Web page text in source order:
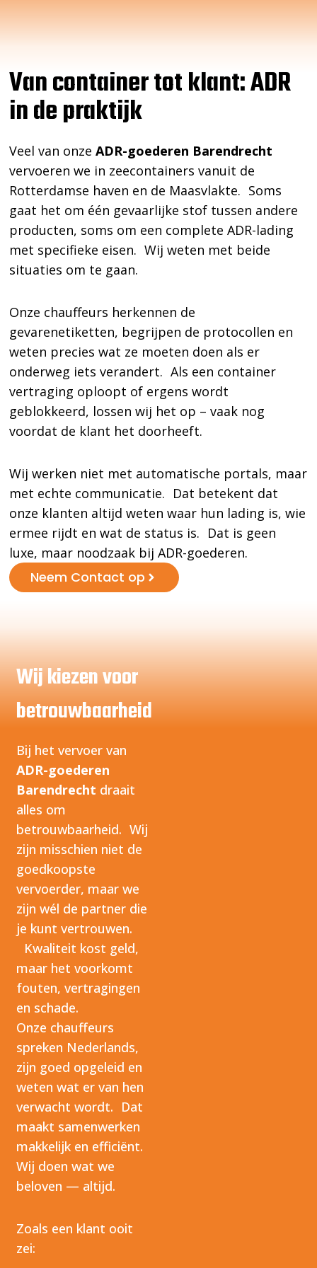
Van container tot klant: ADR
in de praktijk
Veel van onzeADR-goederen Barendrecht
vervoeren we in zeecontainers vanuit de
Rotterdamse haven en de Maasvlakte. Soms
gaat het om één gevaarlijke stof tussen andere
producten, soms om een complete ADR-lading
met specifieke eisen. Wij weten met beide
situaties om te gaan.
Onze chauffeurs herkennen de
gevarenetiketten, begrijpen de protocollen en
weten precies wat ze moeten doen als er
onderweg iets verandert. Als een container
vertraging oploopt of ergens wordt
geblokkeerd, lossen wij het op – vaak nog
voordat de klant het doorheeft.
Wij werken niet met automatische portals, maar
met echte communicatie. Dat betekent dat
onze klanten altijd weten waar hun lading is, wie
ermee rijdt en wat de status is. Dat is geen
luxe, maar noodzaak bij ADR-goederen.
Neem Contact op
Wij kiezen voor
betrouwbaarheid
Bij het vervoer van
ADR-goederen
Barendrecht draait
alles om
betrouwbaarheid. Wij
zijn misschien niet de
goedkoopste
vervoerder, maar we
zijn wél de partner die
je kunt vertrouwen.
Kwaliteit kost geld,
maar het voorkomt
fouten, vertragingen
en schade.
Onze chauffeurs
spreken Nederlands,
zijn goed opgeleid en
weten wat er van hen
verwacht wordt. Dat
maakt samenwerken
makkelijk en efficiënt.
Wij doen wat we
beloven — altijd.
Zoals een klant ooit
zei: